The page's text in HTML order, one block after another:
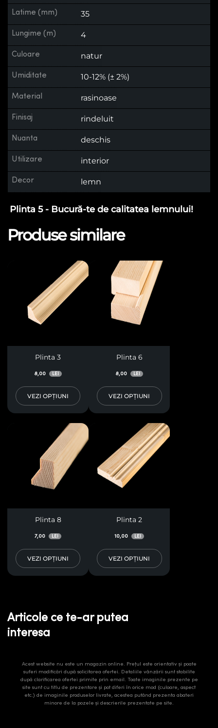
Latime (mm) 35
Lungime (m) 4
Culoare natur
Umiditate 10-12% (± 2%)
Material rasinoase
Finisaj rindeluit
Nuanta deschis
Utilizare interior
Decor lemn
Plinta 5 - Bucură-te de calitatea lemnului!
Produse similare
Plinta 3
8,00 LEI
VEZI OPȚIUNI
Plinta 6
8,00 LEI
VEZI OPȚIUNI
Plinta 8
7,00 LEI
VEZI OPȚIUNI
Plinta 2
10,00 LEI
VEZI OPȚIUNI
Articole ce te-ar putea
interesa
Acest website nu este un magazin online. Prețul este orientativ și poate
suferi modificări după solicitarea ofertei. Detaliile vânzării sunt stabilite
după clarificarea ofertei primite prin email. Toate imaginile prezente pe
site sunt cu titlu de prezentare și pot diferi în orice mod (culoare, aspect
etc.) de imaginile produselor livrate, acestea putând prezenta abateri
minore de la pozele și descrierile prezentate pe site.